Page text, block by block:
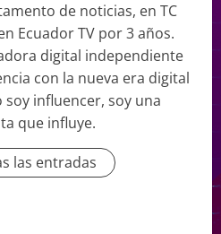
de noticias, en TC
Ecuador TV por 3 años.
digital independiente
con la nueva era digital
soy influencer, soy una
que influye.
las entradas